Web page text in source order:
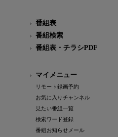
番組表
番組検索
番組表・チラシPDF
マイメニュー
リモート録画予約
お気に入りチャンネル
見たい番組一覧
検索ワード登録
番組お知らせメール